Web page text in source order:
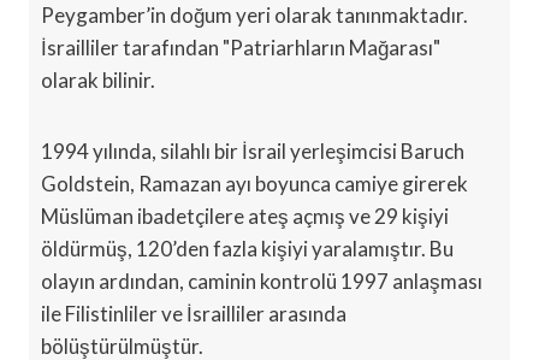
Peygamber’in doğum yeri olarak tanınmaktadır.
İsrailliler tarafından "Patriarhların Mağarası"
olarak bilinir.
1994 yılında, silahlı bir İsrail yerleşimcisi Baruch
Goldstein, Ramazan ayı boyunca camiye girerek
Müslüman ibadetçilere ateş açmış ve 29 kişiyi
öldürmüş, 120’den fazla kişiyi yaralamıştır. Bu
olayın ardından, caminin kontrolü 1997 anlaşması
ile Filistinliler ve İsrailliler arasında
bölüştürülmüştür.